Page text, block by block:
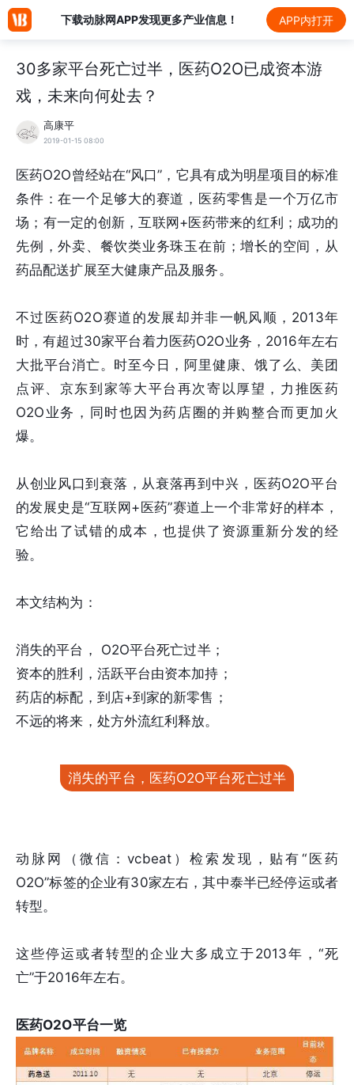
下载动脉网APP发现更多产业信息！ APP内打开
30多家平台死亡过半，医药O2O已成资本游
戏，未来向何处去？
高康平
2019-01-15 08:00
医药O2O曾经站在“风口”，它具有成为明星项目的标准
条件：在一个足够大的赛道，医药零售是一个万亿市
场；有一定的创新，互联网+医药带来的红利；成功的
先例，外卖、餐饮类业务珠玉在前；增长的空间，从
药品配送扩展至大健康产品及服务。
不过医药O2O赛道的发展却并非一帆风顺，2013年
时，有超过30家平台着力医药O2O业务，2016年左右
大批平台消亡。时至今日，阿里健康、饿了么、美团
点评、京东到家等大平台再次寄以厚望，力推医药
O2O业务，同时也因为药店圈的并购整合而更加火
爆。
从创业风口到衰落，从衰落再到中兴，医药O2O平台
的发展史是“互联网+医药”赛道上一个非常好的样本，
它给出了试错的成本，也提供了资源重新分发的经
验。
本文结构为：
消失的平台， O2O平台死亡过半；
资本的胜利，活跃平台由资本加持；
药店的标配，到店+到家的新零售；
不远的将来，处方外流红利释放。
消失的平台，医药O2O平台死亡过半
动脉网（微信：vcbeat）检索发现，贴有“医药
O2O”标签的企业有30家左右，其中泰半已经停运或者
转型。
这些停运或者转型的企业大多成立于2013年，“死
亡”于2016年左右。
医药O2O平台一览